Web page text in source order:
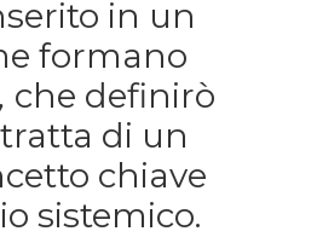
in un
formano
che definirò
di un
chiave
sistemico.